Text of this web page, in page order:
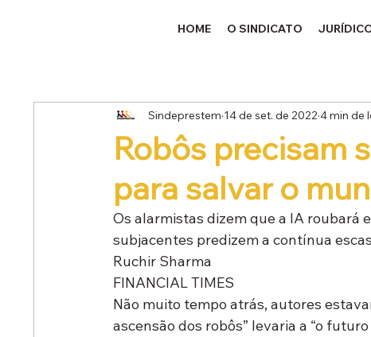
HOME O SINDICATO
Robôs precisam
para salvar o
Sindeprestem 14 de set. de 2022 4 min de
Os alarmistas dizem que a IA roubará
subjacentes predizem a contínua
Ruchir Sharma
FINANCIAL TIMES
Não muito tempo atrás, autores
ascensão dos robôs” levaria a “o